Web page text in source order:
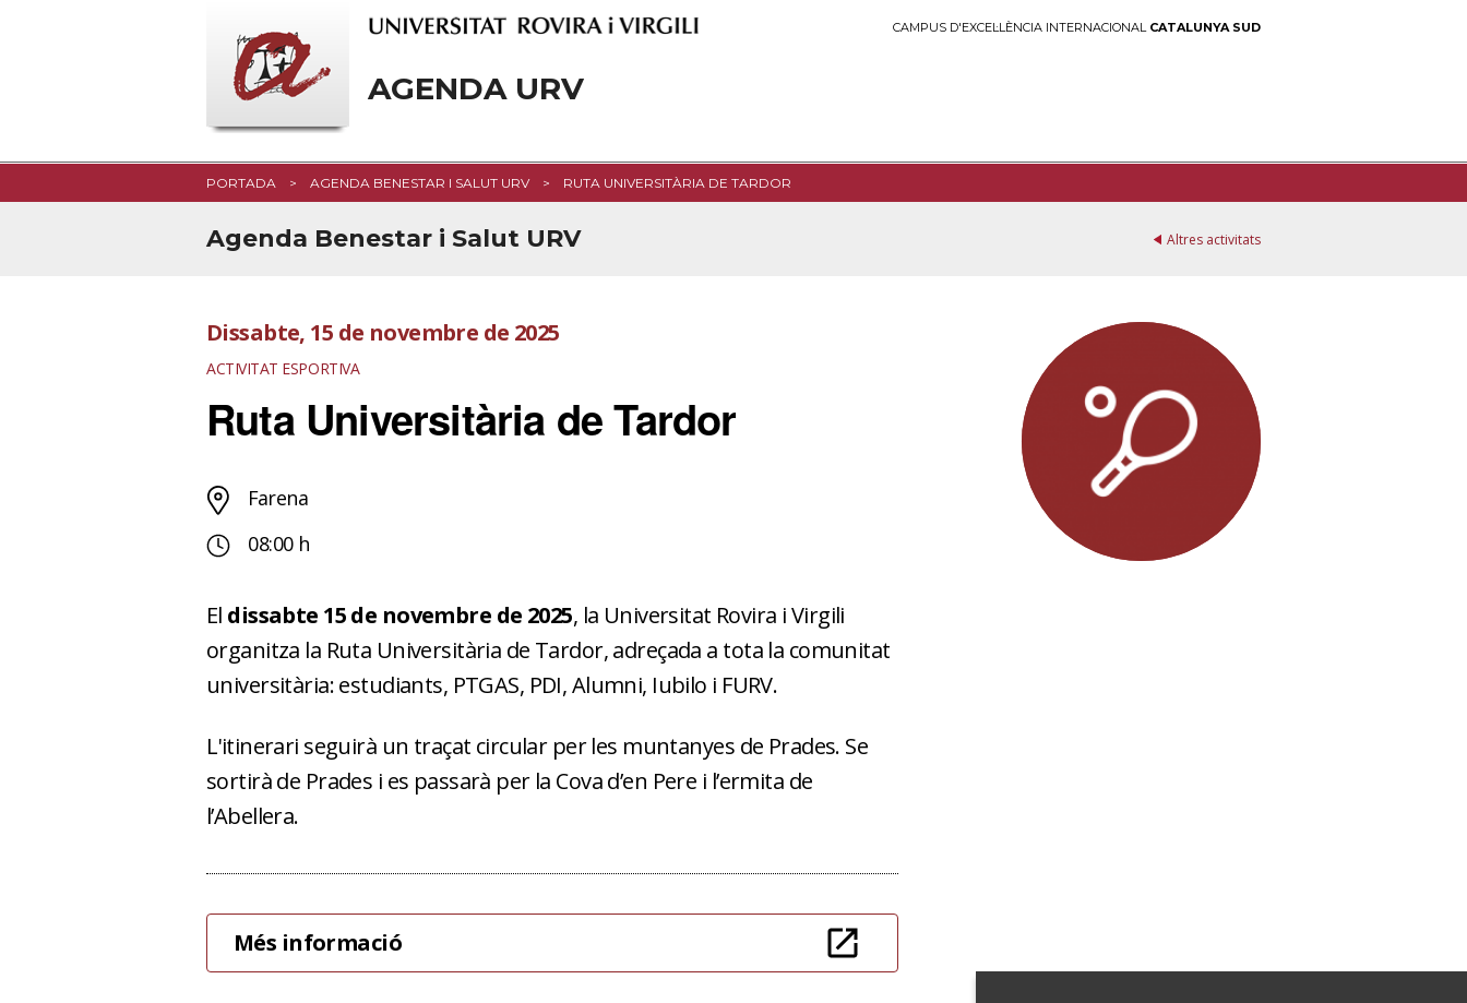
CAMPUS D'EXCEL·LÈNCIA INTERNACIONAL CATALUNYA SUD
AGENDA URV
PORTADA AGENDA BENESTAR I SALUT URV RUTA UNIVERSITÀRIA DE TARDOR
Altres activitats
Agenda Benestar i Salut URV
Dissabte, 15 de novembre de 2025
ACTIVITAT ESPORTIVA
Ruta Universitària de Tardor
Farena
08:00 h
El dissabte 15 de novembre de 2025, la Universitat Rovira i Virgili
organitza la Ruta Universitària de Tardor, adreçada a tota la comunitat
universitària: estudiants, PTGAS, PDI, Alumni, Iubilo i FURV.
L'itinerari seguirà un traçat circular per les muntanyes de Prades. Se
sortirà de Prades i es passarà per la Cova d’en Pere i l’ermita de
l’Abellera.
Més informació